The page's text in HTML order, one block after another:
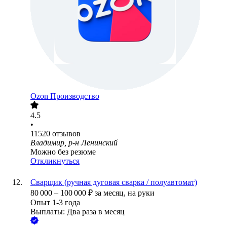
Ozon Производство
4.5
•
11520 отзывов
Владимир, р-н Ленинский
Можно без резюме
Откликнуться
Сварщик (ручная дуговая сварка / полуавтомат)
80 000 – 100 000 ₽ за месяц, на руки
Опыт 1-3 года
Выплаты: Два раза в месяц